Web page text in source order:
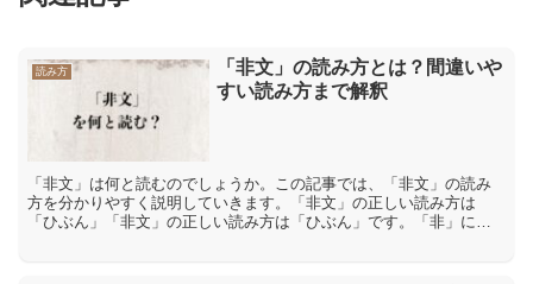
読み方
「非文」の読み方とは？間違いや
すい読み方まで解釈
「非文」は何と読むのでしょうか。この記事では、「非文」の読み
方を分かりやすく説明していきます。「非文」の正しい読み方は
「ひぶん」「非文」の正しい読み方は「ひぶん」です。「非」には